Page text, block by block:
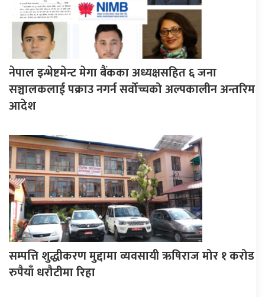
नेपाल इन्भेष्टमेन्ट मेगा बैंकका अध्यक्षसहित ६ जना
सञ्चालकलाई पक्राउ नगर्न सर्वोच्चको अल्पकालीन अन्तरिम
आदेश
सम्पत्ति शुद्धीकरण मुद्दामा व्यवसायी ऋषिराज मोर १ करोड
रुपैयाँ धरौटीमा रिहा